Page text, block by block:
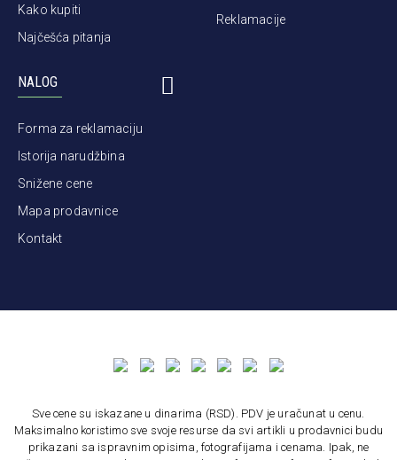
Kako kupiti
Najčešća pitanja
Reklamacije
NALOG
Forma za reklamaciju
Istorija narudžbina
Snižene cene
Mapa prodavnice
Kontakt
Sve cene su iskazane u dinarima (RSD). PDV je uračunat u cenu.
Maksimalno koristimo sve svoje resurse da svi artikli u prodavnici budu
prikazani sa ispravnim opisima, fotografijama i cenama. Ipak, ne